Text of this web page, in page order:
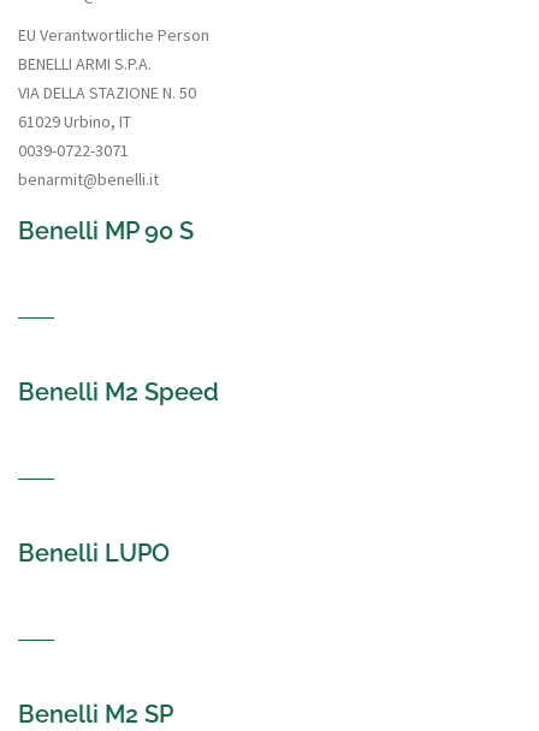
EU Verantwortliche Person
BENELLI ARMI S.P.A.
VIA DELLA STAZIONE N. 50
61029 Urbino, IT
0039-0722-3071
benarmit@benelli.it
Benelli MP 90 S
Benelli M2 Speed
Benelli LUPO
Benelli M2 SP